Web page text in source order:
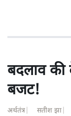
बदलाव
बजट!
अर्थतंत्र सतीश झा